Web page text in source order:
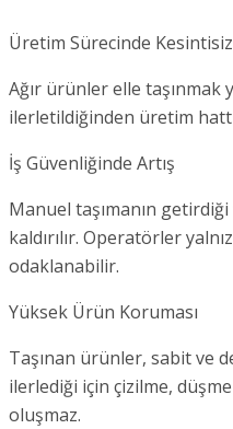
Üretim Sürecinde Kesintisiz
Ağır ürünler elle
ilerletildiğinden üretim
İş Güvenliğinde Artış
Manuel taşımanın
kaldırılır. Operatörler
odaklanabilir.
Yüksek Ürün Koruması
Taşınan ürünler, sabit ve
ilerlediği için çizilme,
oluşmaz.